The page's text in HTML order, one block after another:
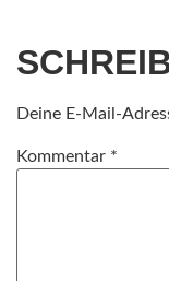
Deine E-Mail-
Kommentar *